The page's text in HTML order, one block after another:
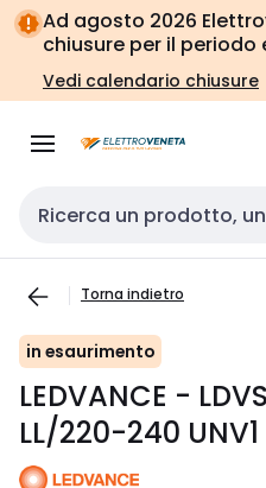
Vai alla
navigazione
Vai
alla
pagina
Ad agosto 2026
chiusure per il periodo
Vedi calendario chiusure
Cerca input
Torna indietro
in esaurimento
LEDVANCE -
LL/220-240 UNV1